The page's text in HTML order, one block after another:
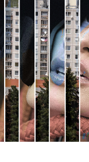
Vše o ČT